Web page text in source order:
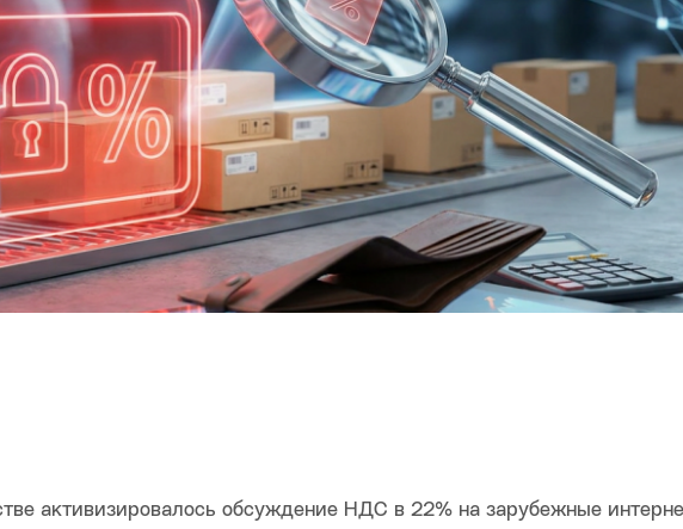
активизировалось обсуждение НДС в 22% на зарубежные